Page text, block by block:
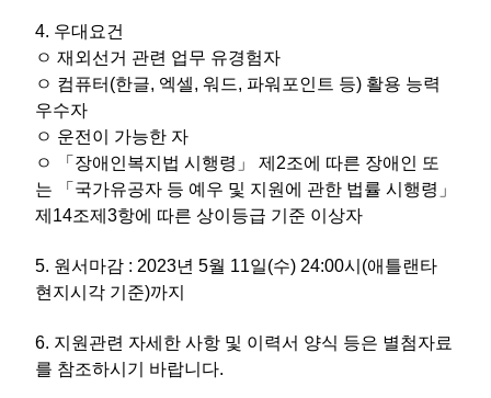
4. 우대요건
ㅇ 재외선거 관련 업무 유경험자
ㅇ 컴퓨터(한글, 엑셀, 워드, 파워포인트 등) 활용 능력
우수자
ㅇ 운전이 가능한 자
ㅇ 「장애인복지법 시행령」 제2조에 따른 장애인 또
는 「국가유공자 등 예우 및 지원에 관한 법률 시행령」
제14조제3항에 따른 상이등급 기준 이상자
5. 원서마감 : 2023년 5월 11일(수) 24:00시(애틀랜타
현지시각 기준)까지
6. 지원관련 자세한 사항 및 이력서 양식 등은 별첨자료
를 참조하시기 바랍니다.